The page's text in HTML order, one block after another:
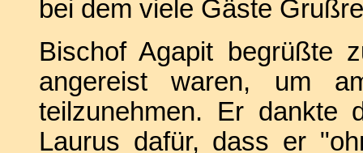
bei dem viele Gäste
Bischof Agapit begrüßte
angereist waren, um
teilzunehmen. Er dankte
Laurus dafür, dass er